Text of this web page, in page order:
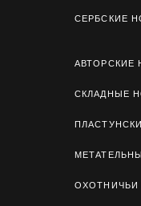
СЕРБСКИЕ
АВТОРСКИЕ
СКЛАДНЫЕ